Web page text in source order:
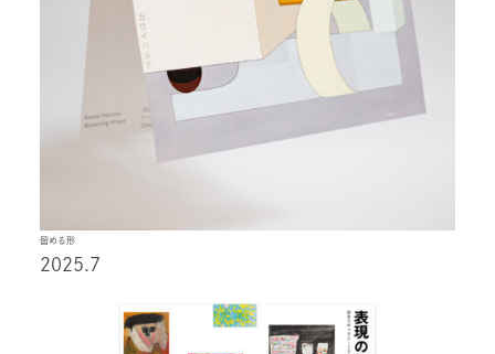
留める形
2025.7